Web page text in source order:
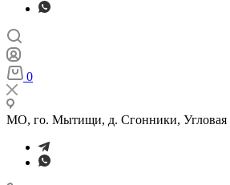
0
МО, го. Мытищи, д. Сгонники, Угловая